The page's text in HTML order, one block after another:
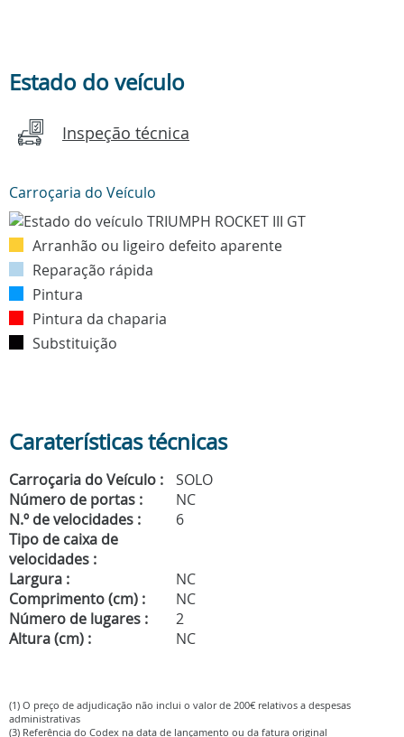
Estado do veículo
Inspeção técnica
Carroçaria do Veículo
Arranhão ou ligeiro defeito aparente
Reparação rápida
Pintura
Pintura da chaparia
Substituição
Caraterísticas técnicas
Carroçaria do Veículo :
SOLO
Número de portas :
NC
N.º de velocidades :
6
Tipo de caixa de
velocidades :
Largura :
NC
Comprimento (cm) :
NC
Número de lugares :
2
Altura (cm) :
NC
(1) O preço de adjudicação não inclui o valor de 200€ relativos a despesas
administrativas
(3) Referência do Codex na data de lançamento ou da fatura original